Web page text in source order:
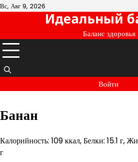
Перейти
Вс, Авг 9, 2026
Идеальный
Баланс здоровья
Войти
Банан
Калорийность: 109 ккал, Белки: 15.1 г,
г